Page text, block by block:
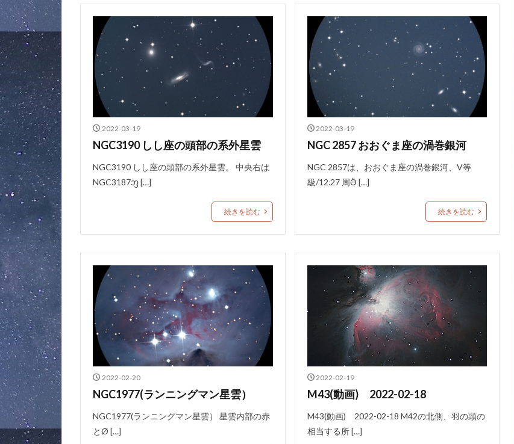
2022-03-19
NGC3190 しし座の頭部の系外星雲
NGC3190 しし座の頭部の系外星雲。 中央右は
NGC3187ᦀ […]
続きを読む
2022-03-19
NGC 2857 おおぐま座の渦巻銀河
NGC 2857は、おおぐま座の渦巻銀河、V等
級/12.27 周Ӛ […]
続きを読む
2022-02-20
NGC1977(ランニングマン星雲）
NGC1977(ランニングマン星雲） 星雲内部の赤
とØ […]
2022-02-19
M43(動画) 2022-02-18
M43(動画) 2022-02-18 M42の北側、羽の頭の
相当する所 […]